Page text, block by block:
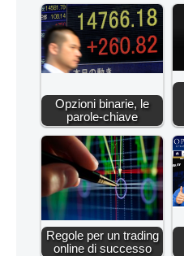
Opzioni binarie, le
parole-chiave
Regole per un trading
online di successo